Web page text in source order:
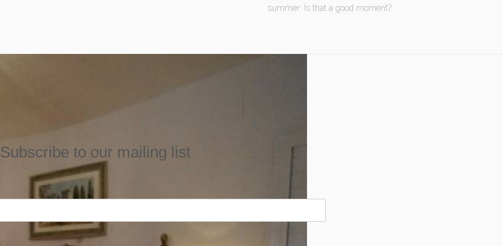
summer: Is that a good moment?
Subscribe to our mailing list